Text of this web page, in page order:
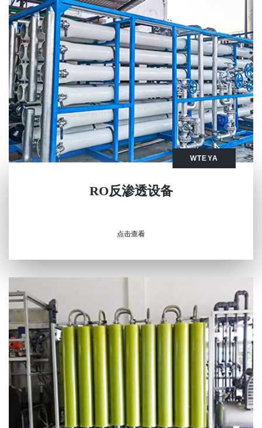
WTEYA
RO反渗透设备
点击查看